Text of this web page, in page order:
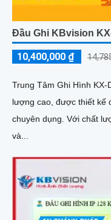
Đầu Ghi KBvision
10,400,000 ₫
Trung Tâm Ghi Hình
lượng cao, được thiết kế
chuyên dụng. Với chất lượng hình ảnh siêu sắc nét Ultra 4K
và...